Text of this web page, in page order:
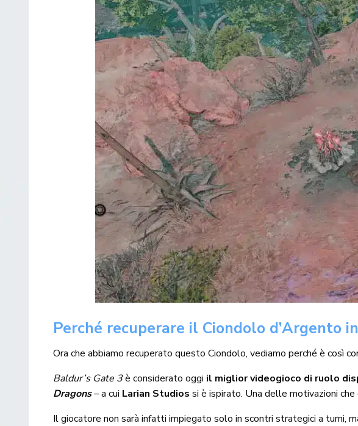
Perché recuperare il Ciondolo d’Argento
Ora che abbiamo recuperato questo Ciondolo, vediamo perché è così
Baldur’s Gate 3è considerato oggi il miglior videogioco di ruolo
Dragons– a cui Larian Studios si è ispirato. Una delle motivazioni
Il giocatore non sarà infatti impiegato solo in scontri strategici a turni,